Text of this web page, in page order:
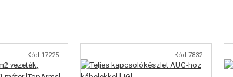
Kód 17225 Kód 7832